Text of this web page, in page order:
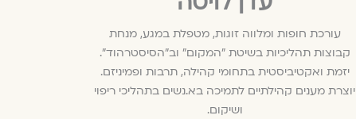
עורכת חופות ומלווה זוגות, מטפלת במגע, מנחת
קבוצות תהליכיות בשיטת "המקום" וב"הסיסטרהוד".
יזמת ואקטיביסטית בתחומי קהילה, תרבות ופמיניזם.
יוצרת מענים קהילתיים לתמיכה בא.נשים בתהליכי ריפוי
ושיקום.